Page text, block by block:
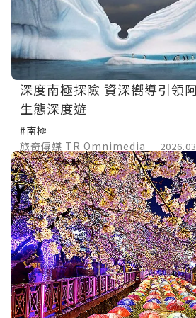
深度南極探險 資深嚮導引領
生態深度遊
#南極
旅奇傳媒 TR Omnimedia